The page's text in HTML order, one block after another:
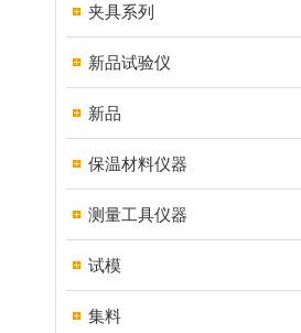
夹具系列
新品试验仪
新品
保温材料仪器
测量工具仪器
试模
集料